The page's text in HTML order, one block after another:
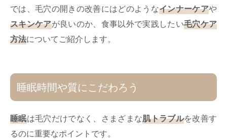
では、毛穴の開きの改善にはどのようなインナーケアや
スキンケアが良いのか、食事以外で実践したい毛穴ケア
方法についてご紹介します。
睡眠時間や質にこだわろう
睡眠は毛穴だけでなく、さまざまな肌トラブルを改善す
るのに重要なポイントです。